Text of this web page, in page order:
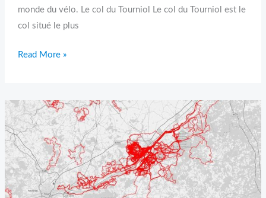
monde du vélo. Le col du Tourniol Le col du Tourniol est le
col situé le plus
Read More »
Parcours
VTT
et
gravel
autour
de